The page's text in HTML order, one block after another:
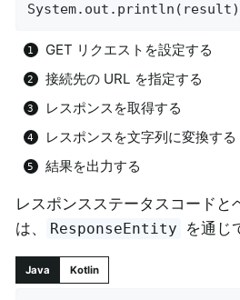
GET リクエストを設定する
接続先の URL を指定する
レスポンスを取得する
レスポンスを文字列に変換する
結果を出力する
レスポンスステータスコードと
は、
ResponseEntity を通じ
Java Kotlin